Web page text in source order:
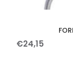
€24,15